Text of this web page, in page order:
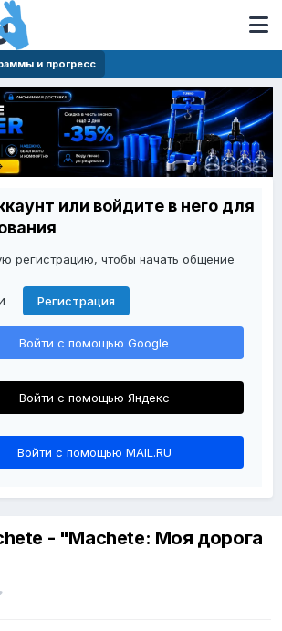
и прогресс
или войдите в него для
регистрацию, чтобы начать общение
Регистрация
Войти с помощью Google
Войти с помощью Яндекс
Войти с помощью MAIL.RU
- "Machete: Моя дорога